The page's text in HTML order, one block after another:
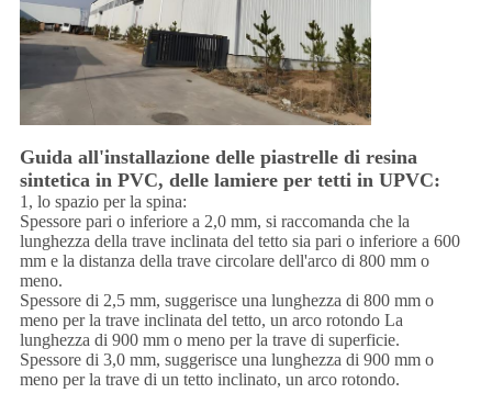
Guida all'installazione delle piastrelle di resina
sintetica in PVC, delle lamiere per tetti in UPVC:
1, lo spazio per la spina:
Spessore pari o inferiore a 2,0 mm, si raccomanda che la
lunghezza della trave inclinata del tetto sia pari o inferiore a 600
mm e la distanza della trave circolare dell'arco di 800 mm o
meno.
Spessore di 2,5 mm, suggerisce una lunghezza di 800 mm o
meno per la trave inclinata del tetto, un arco rotondo La
lunghezza di 900 mm o meno per la trave di superficie.
Spessore di 3,0 mm, suggerisce una lunghezza di 900 mm o
meno per la trave di un tetto inclinato, un arco rotondo.